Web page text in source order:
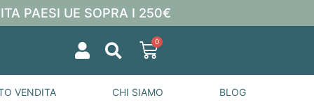
PAESI UE SOPRA I 250€
0
VENDITA CHI SIAMO BLOG